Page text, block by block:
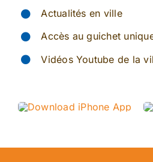
Actualités en ville
Accès au guichet
Vidéos Youtube de la